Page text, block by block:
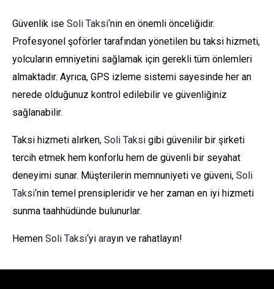
Güvenlik ise Soli Taksi‘nin en önemli önceliğidir.
Profesyonel şoförler tarafından yönetilen bu taksi hizmeti,
yolcuların emniyetini sağlamak için gerekli tüm önlemleri
almaktadır. Ayrıca, GPS izleme sistemi sayesinde her an
nerede olduğunuz kontrol edilebilir ve güvenliğiniz
sağlanabilir.
Taksi hizmeti alırken, Soli Taksi gibi güvenilir bir şirketi
tercih etmek hem konforlu hem de güvenli bir seyahat
deneyimi sunar. Müşterilerin memnuniyeti ve güveni, Soli
Taksi‘nin temel prensipleridir ve her zaman en iyi hizmeti
sunma taahhüdünde bulunurlar.
Hemen Soli Taksi‘yi arayın ve rahatlayın!